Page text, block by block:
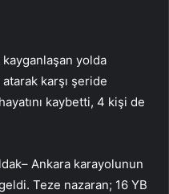
kayganlaşan yolda
karşı şeride
kaybetti, 4 kişi de
Ankara karayolunun
Teze nazaran; 16 YB